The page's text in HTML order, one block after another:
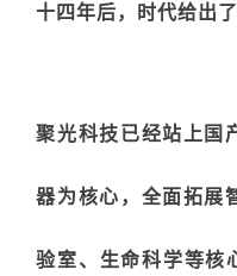
十四年后，时代给出了
聚光科技已经站上国
器为核心，全面拓展
验室、生命科学等核